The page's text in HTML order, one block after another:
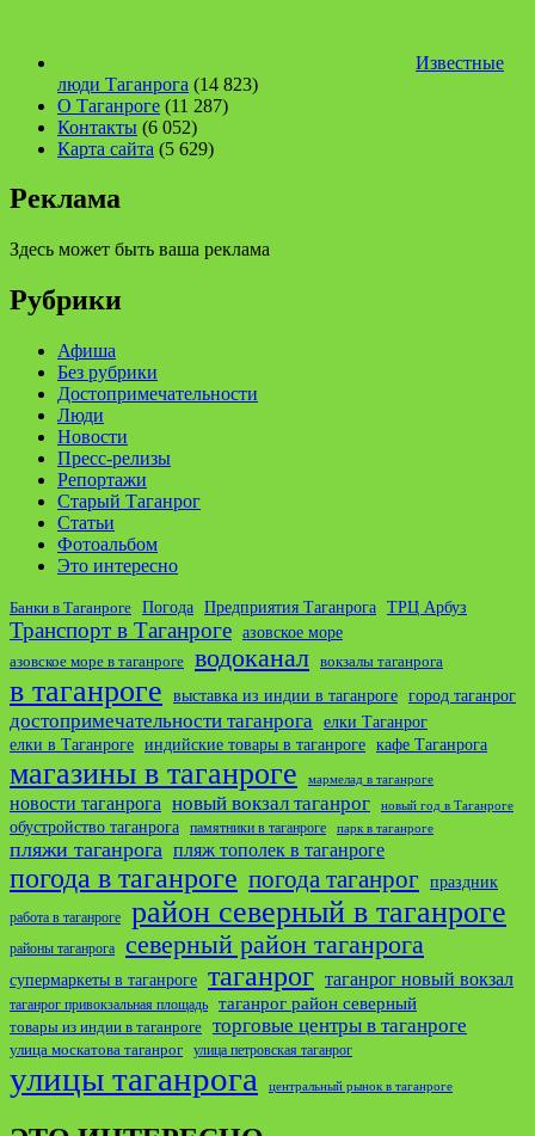
Известные
люди Таганрога (14 823)
О Таганроге (11 287)
Контакты (6 052)
Карта сайта (5 629)
Реклама
Здесь может быть ваша реклама
Рубрики
Афиша
Без рубрики
Достопримечательности
Люди
Новости
Пресс-релизы
Репортажи
Старый Таганрог
Статьи
Фотоальбом
Это интересно
Банки в Таганроге Погода Предприятия Таганрога ТРЦ Арбуз
Транспорт в Таганроге азовское море
азовское море в таганроге водоканал вокзалы таганрога
в таганроге выставка из индии в таганроге город таганрог
достопримечательности таганрога елки Таганрог
елки в Таганроге индийские товары в таганроге кафе Таганрога
магазины в таганроге мармелад в таганроге
новости таганрога новый вокзал таганрог новый год в Таганроге
обустройство таганрога памятники в таганроге парк в таганроге
пляжи таганрога пляж тополек в таганроге
погода в таганроге погода таганрог праздник
работа в таганроге район северный в таганроге
районы таганрога северный район таганрога
супермаркеты в таганроге таганрог таганрог новый вокзал
таганрог привокзальная площадь таганрог район северный
товары из индии в таганроге торговые центры в таганроге
улица москатова таганрог улица петровская таганрог
улицы таганрога центральный рынок в таганроге